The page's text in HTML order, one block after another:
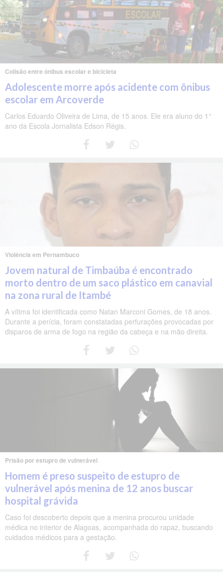
Colisão entre ônibus escolar e bicicleta
Adolescente morre após acidente com ônibus
escolar em Arcoverde
Carlos Eduardo Oliveira de Lima, de 15 anos. Ele era aluno do 1°
ano da Escola Jornalista Edson Régis.
Violência em Pernambuco
Jovem natural de Timbaúba é encontrado
morto dentro de um saco plástico em canavial
na zona rural de Itambé
A vítima foi identificada como Natan Marconi Gomes, de 18 anos.
Durante a perícia, foram constatadas perfurações provocadas por
disparos de arma de fogo na região da cabeça e na mão direita.
Prisão por estupro de vulnerável
Homem é preso suspeito de estupro de
vulnerável após menina de 12 anos buscar
hospital grávida
Caso foi descoberto depois que a menina procurou unidade
médica no interior de Alagoas, acompanhada do rapaz, buscando
cuidados médicos para a gestação.